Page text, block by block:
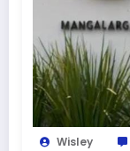
Wisley